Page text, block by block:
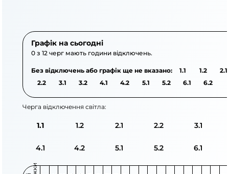
Графік на сьогодні
0 з 12 черг мають години відключень.
Без відключень або графік ще не вказано: 1.1 1.2
2.1
2.2
3.1 3.2 4.1 4.2 5.1 5.2 6.1 6.2
Черга відключення світла:
1.1 1.2 2.1 2.2 3.1
4.1 4.2 5.1 5.2 6.1